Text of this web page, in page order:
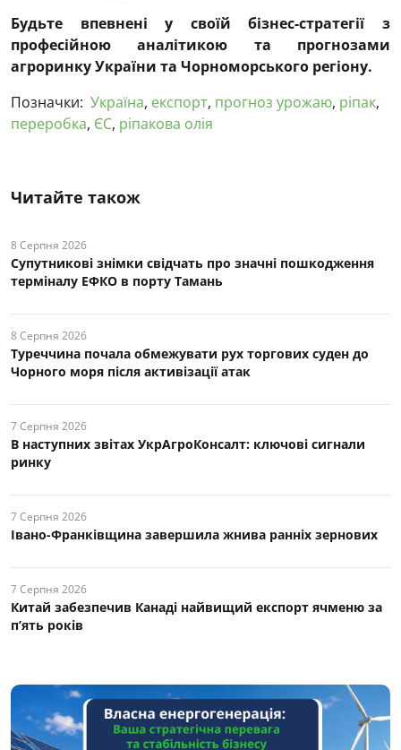
Будьте впевнені у своїй бізнес-стратегії з
професійною аналітикою та прогнозами
агроринку України та Чорноморського регіону.
Позначки: Україна, експорт, прогноз урожаю, ріпак,
переробка, ЄС, ріпакова олія
Читайте також
8 Серпня 2026
Супутникові знімки свідчать про значні пошкодження
терміналу ЕФКО в порту Тамань
8 Серпня 2026
Туреччина почала обмежувати рух торгових суден до
Чорного моря після активізації атак
7 Серпня 2026
В наступних звітах УкрАгроКонсалт: ключові cигнали
ринку
7 Серпня 2026
Івано-Франківщина завершила жнива ранніх зернових
7 Серпня 2026
Китай забезпечив Канаді найвищий експорт ячменю за
п’ять років